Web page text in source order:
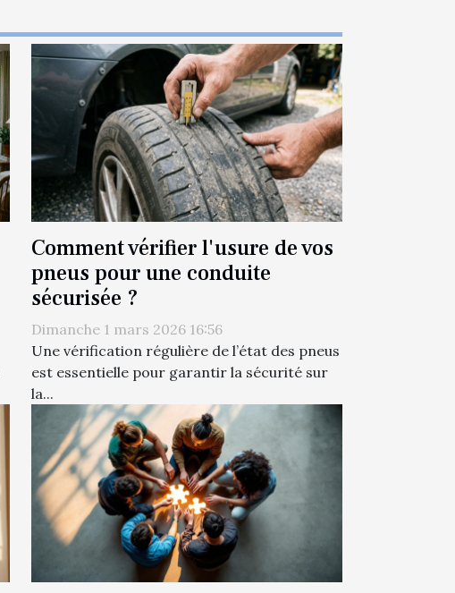
Comment vérifier l'usure de vos
pneus pour une conduite
sécurisée ?
Dimanche 1 mars 2026 16:56
Une vérification régulière de l’état des pneus
est essentielle pour garantir la sécurité sur
la...